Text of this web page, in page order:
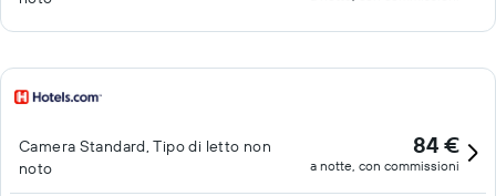
Camera Standard, Tipo di letto non
noto
84 €
a notte, con commissioni